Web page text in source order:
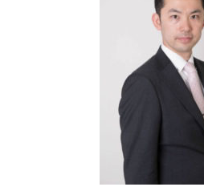
補助金 交付申請書
サラリーマン 家賃 収入 確定
確定申告 不動産 売却
住宅 売却 確定申告
住宅ローン 控除 年末調整
生前対策 埼玉県 税理士
不動産 確定申告 中野区 会計士
会社設立 中野区 会計士
会社設立 千葉県 会計士
不動産 確定申告 神奈川県 会計
生前対策 中野区 税理士
不動産 確定申告 東京都 会計士
起業支援 豊島区 会計士